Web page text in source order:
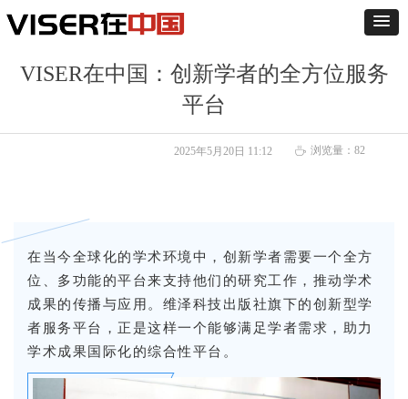
VISER在中国：创新学者的全方位服务
平台
在当今全球化的学术环境中，创新学者需要一个全方
位、多功能的平台来支持他们的研究工作，推动学术
成果的传播与应用。维泽科技出版社旗下的创新型学
者服务平台，正是这样一个能够满足学者需求，助力
学术成果国际化的综合性平台。
2025年5月20日 11:12 ꄘ 浏览量： 82